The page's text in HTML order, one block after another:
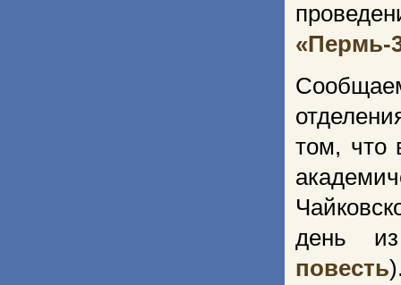
«Пермь-
том, что
день
повесть